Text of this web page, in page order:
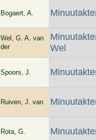
Bogaert, A.
Wel, G. A. van
der
Wel
Spoors, J.
Ruiven, J. van
Rota, G.